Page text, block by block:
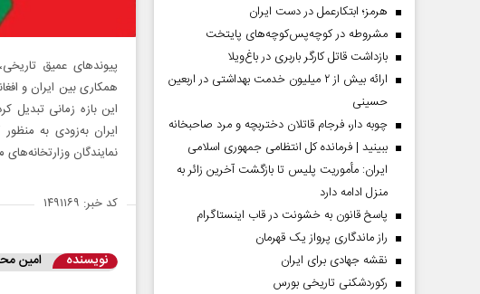
پیوندهای عمیق
همکاری بین ایران و
این بازه زمانی تبدیل
ایران به‌زودی به
نمایندگان
کد خبر: ۱۴۹۱۱۶۹
نویسنده امین
هرمز؛ ابتکارعمل در دست ایران
مشروطه در کوچه‌پس‌کوچه‌های پایتخت
بازداشت قاتل کارگر باربری در باغ‌ویلا
ارائه بیش از ۲ میلیون خدمت بهداشتی در اربعین
حسینی
چوبه دار، فرجام قاتلان دختربچه و مرد صاحبخانه
ببینید | فرمانده کل انتظامی جمهوری اسلامی
ایران­: مأموریت پلیس تا بازگشت آخرین زائر به
منزل ادامه دارد
پاسخ قانون به خشونت در قاب اینستاگرام
راز ماندگاری پرواز یک قهرمان
نقشه جهادی برای ایران
رکوردشکنی تاریخی بورس